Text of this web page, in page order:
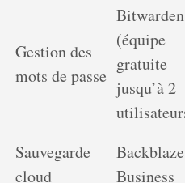
Gestion des
mots de passe
Bitwarden
(équipe
gratuite
jusqu’à 2
Sauvegarde
cloud
Backblaze
Business